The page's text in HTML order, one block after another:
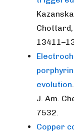
evolution
J. Am.
7532.
Copper